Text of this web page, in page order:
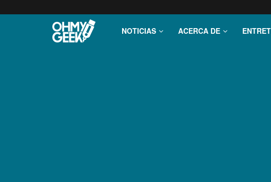
NOTICIAS ACERCA DE